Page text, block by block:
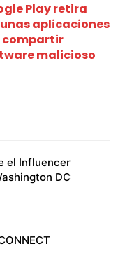
Play retira
aplicaciones
compartir
malicioso
el Influencer
DC